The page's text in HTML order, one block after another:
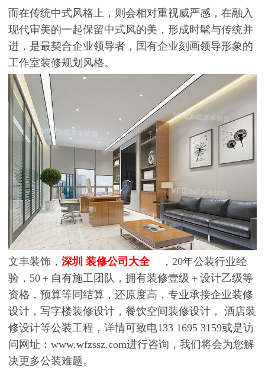
而在传统中式风格上，则会相对重视威严感，在融入
现代审美的一起保留中式风的美，形成时髦与传统并
进，是最契合企业领导者，国有企业刻画领导形象的
工作室装修规划风格。
文丰装饰， 深圳 装修公司 大全
，20年公装行业经
验，50＋自有施工团队，拥有装修壹级＋设计乙级等
资格，预算等同结算，还原度高，专业承接企业装修
设计，写字楼装修设计，餐饮空间装修设计， 酒店装
修设计等公装工程，详情可致电133 1695 3159或是访
问网址： www.wfzssz.com进行咨询，我们将会为您解
决更多公装难题。